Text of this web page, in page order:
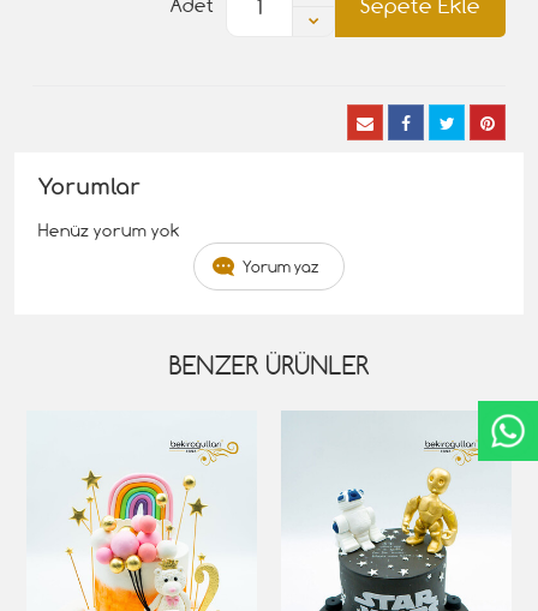
Adet
Yorumlar
Henüz yorum yok
Yorum yaz
BENZER ÜRÜNLER